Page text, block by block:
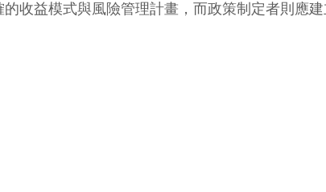
收益模式與風險管理計畫，而政策制定者則應